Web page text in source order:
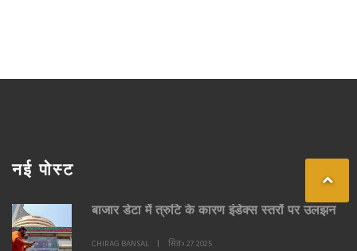
नई पोस्ट
बाजार डेटा में त्रुटि के कारण इंडेक्स स्तरों पर उलझन
CHIRAG BANSAL सित॰ 27 2025